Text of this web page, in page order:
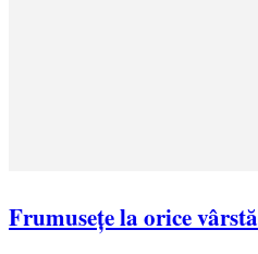
Frumusețe la orice vârstă